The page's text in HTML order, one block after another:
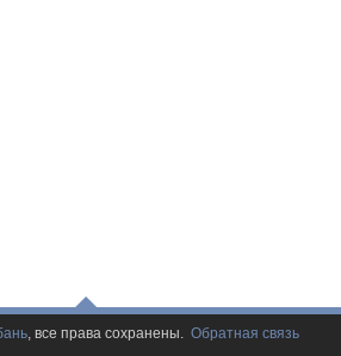
, все права сохранены. Обратная связь